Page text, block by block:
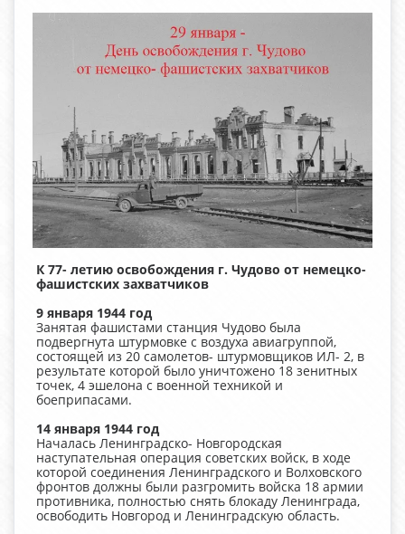
К 77- летию освобождения г. Чудово от немецко-
фашистских захватчиков
9 января 1944 год
Занятая фашистами станция Чудово была
подвергнута штурмовке с воздуха авиагруппой,
состоящей из 20 самолетов- штурмовщиков ИЛ- 2, в
результате которой было уничтожено 18 зенитных
точек, 4 эшелона с военной техникой и
боеприпасами.
14 января 1944 год
Началась Ленинградско- Новгородская
наступательная операция советских войск, в ходе
которой соединения Ленинградского и Волховского
фронтов должны были разгромить войска 18 армии
противника, полностью снять блокаду Ленинграда,
освободить Новгород и Ленинградскую область.